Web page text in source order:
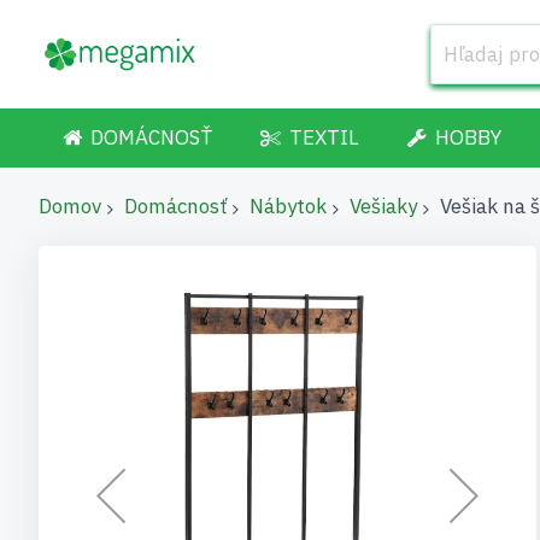
DOMÁCNOSŤ TEXTIL HOBBY
Domov Domácnosť Nábytok Vešiaky Vešiak na